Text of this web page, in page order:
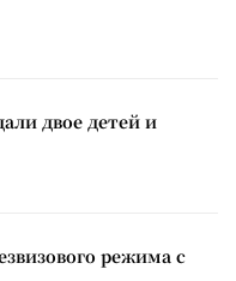
двое детей и
режима с